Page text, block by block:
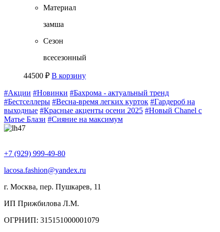
Материал
замша
Сезон
всесезонный
44500 ₽ В корзину
#Акции #Новинки #Бахрома - актуальный тренд
#Бестселлеры #Весна-время легких курток #Гардероб на
выходные #Красные акценты осени 2025 #Новый Chanel с
Матье Блази #Сияние на максимум
+7 (929) 999-49-80
lacosa.fashion@yandex.ru
г. Москва, пер. Пушкарев, 11
ИП Прижбилова Л.М.
ОГРНИП: 315151000001079